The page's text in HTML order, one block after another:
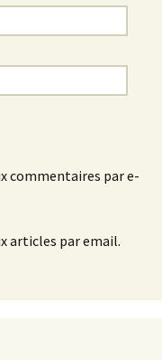
commentaires par e-
articles par email.